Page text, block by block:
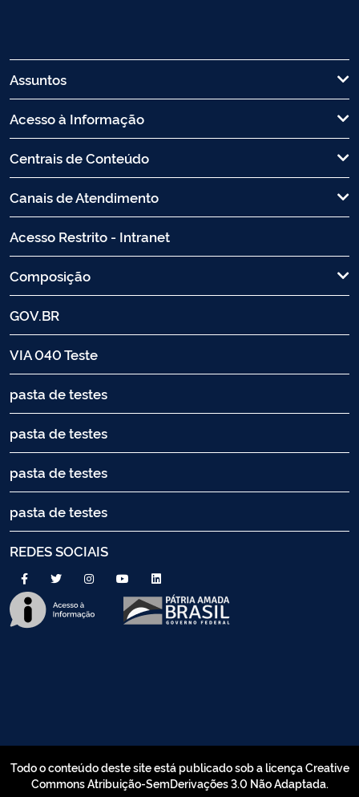
Assuntos
Acesso à Informação
Centrais de Conteúdo
Canais de Atendimento
Acesso Restrito - Intranet
Composição
GOV.BR
VIA 040 Teste
pasta de testes
pasta de testes
pasta de testes
pasta de testes
REDES SOCIAIS
Todo o conteúdo deste site está publicado sob a licença Creative
Commons Atribuição-SemDerivações 3.0 Não Adaptada.